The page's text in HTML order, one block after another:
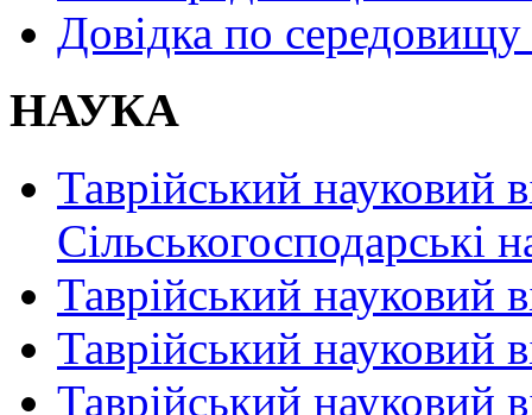
Довідка по
НАУКА
Таврійський науковий
Сільськогосподарські
Таврійський науковий
Таврійський науковий
Таврійський науковий